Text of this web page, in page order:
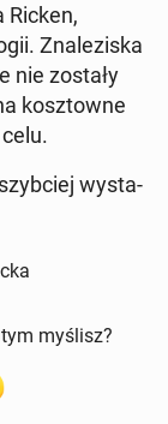
Ricken,
Zna­le­zi­ska
nie zostały
kosz­tow­ne
wy­sta­
myślisz?